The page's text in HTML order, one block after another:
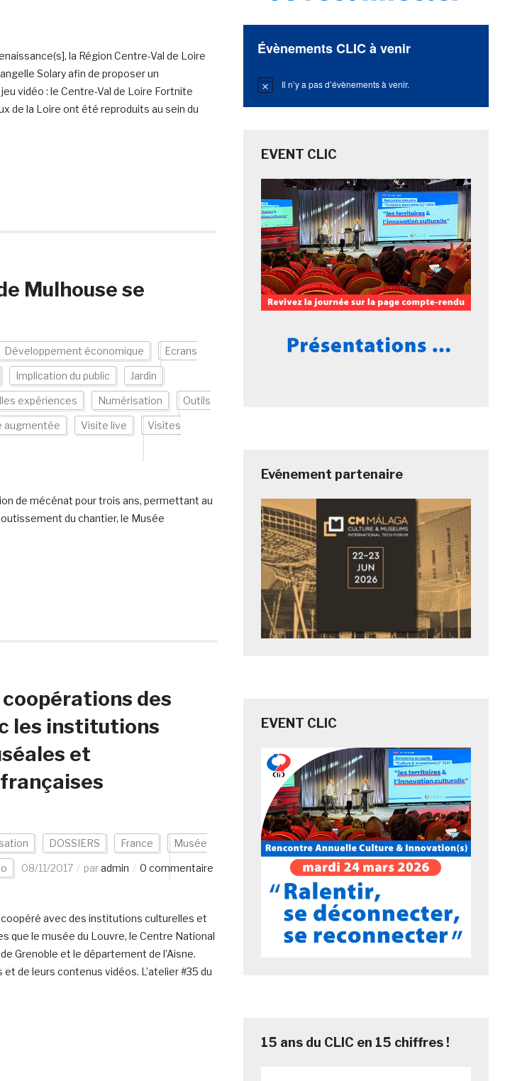
la Région Centre-Val de Loire
Solary afin de proposer un
vidéo : le Centre-Val de Loire Fortnite
de la Loire ont été reproduits au sein du
Mulhouse se
Développement économique Ecrans
Implication du public Jardin
expériences Numérisation Outils
augmentée Visite live Visites
de mécénat pour trois ans, permettant au
du chantier, le Musée
coopérations des
les institutions
et
DOSSIERS France Musée
08/11/2017 paradmin 0 commentaire
avec des institutions culturelles et
que le musée du Louvre, le Centre National
Grenoble et le département de l’Aisne.
de leurs contenus vidéos. L’atelier #35 du
Évènements CLIC à venir
Notice Il n’y a pas d’évènements à venir.
EVENT CLIC
Evénement partenaire
EVENT CLIC
15 ans du CLIC en 15 chiffres !